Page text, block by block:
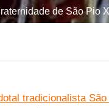
de São Pio
tradicionalista